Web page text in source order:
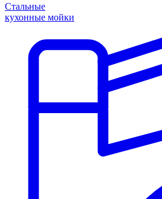
Стальные
кухонные мойки